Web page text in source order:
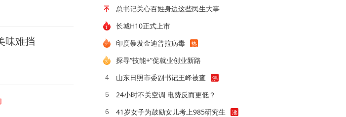
味难挡
总书记关心百姓身边这些民生大事
长城H10正式上市
印度暴发金迪普拉病毒 热
探寻“技能+”促就业创业新路
4 山东日照市委副书记王峰被查 沸
5 24小时不关空调 电费反而更低？
6 41岁女子为鼓励女儿考上985研究生 沸